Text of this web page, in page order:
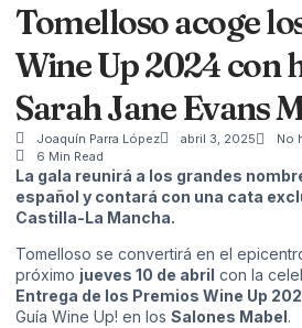
Tomelloso acoge
Wine Up 2024 con
Sarah Jane Evans
Joaquín Parra López abril 3, 2025
No
6 Min Read
La gala reunirá a los grandes
español y contará con una cata
Castilla-La Mancha.
Tomelloso se convertirá en el
próximo jueves 10 de abril con la
Entrega de los Premios Wine Up
Guía Wine Up! en los Salones Mabel.